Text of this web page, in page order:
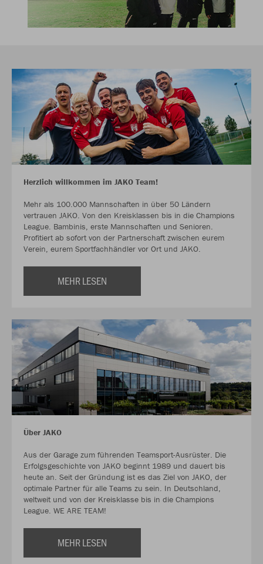
Herzlich willkommen im JAKO Team!
Mehr als 100.000 Mannschaften in über 50 Ländern
vertrauen JAKO. Von den Kreisklassen bis in die Champions
League. Bambinis, erste Mannschaften und Senioren.
Profitiert ab sofort von der Partnerschaft zwischen eurem
Verein, eurem Sportfachhändler vor Ort und JAKO.
MEHR LESEN
Über JAKO
Aus der Garage zum führenden Teamsport-Ausrüster. Die
Erfolgsgeschichte von JAKO beginnt 1989 und dauert bis
heute an. Seit der Gründung ist es das Ziel von JAKO, der
optimale Partner für alle Teams zu sein. In Deutschland,
weltweit und von der Kreisklasse bis in die Champions
League. WE ARE TEAM!
MEHR LESEN